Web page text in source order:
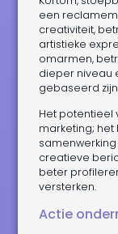
een
creativiteit,
artistieke
omarmen,
dieper niveau
gebaseerd
Het potentieel
marketing;
creatieve
beter
versterken.
Actie